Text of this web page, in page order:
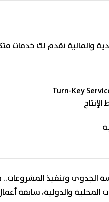
والمالية نقدم لك خدمات
الجدوى وتنفيذ
المحلية والدولية، سابقة